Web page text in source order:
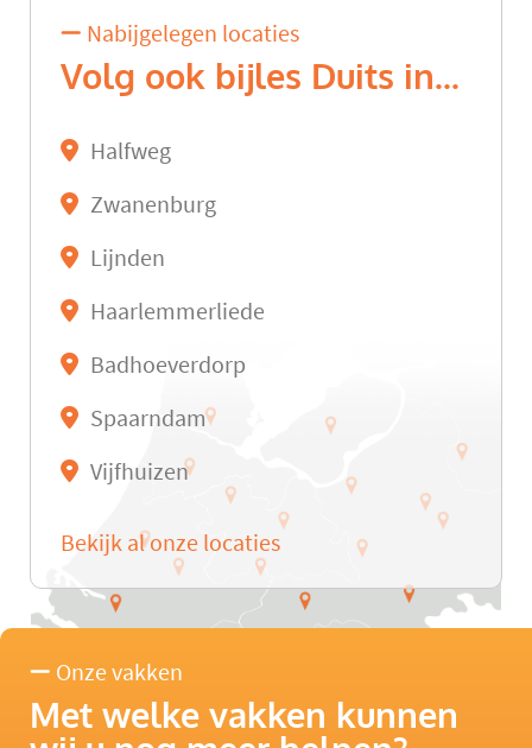
Nabijgelegen locaties
Volg ook bijles Duits in...
Halfweg
Zwanenburg
Lijnden
Haarlemmerliede
Badhoeverdorp
Spaarndam
Vijfhuizen
Bekijk al onze locaties
Onze vakken
Met welke vakken kunnen